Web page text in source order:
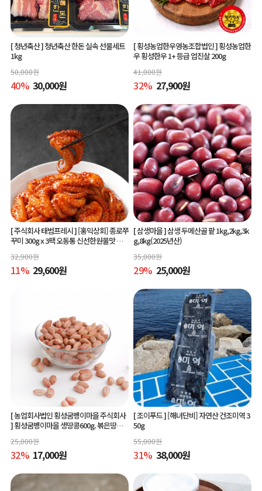
[ 청년축산 ]청년축산 한돈 실속 선물세트
1kg
50,000원
40% 30,000원
[ 횡성농업한우영농조합법인 ]횡성농업한
우 횡성한우 1+ 등급 업진살 200g
41,000원
32% 27,900원
[ 주식회사 태범프레시 ][홍익상회] 종로쭈
꾸미 300g x 3팩 오동통 신선한원물맛 그
32,900원
11% 29,600원
[ 삼생마을 ]삼생 두메산골 팥 1kg,2kg,3k
g,8kg(2025년산)
35,000원
29% 25,000원
[ 농업회사법인 횡성굼벵이마을 주식회사
]횡성굼벵이마을 생땅콩600g. 볶은땅콩6
25,000원
32% 17,000원
[ 조이푸드 ][해녀단비] 자연산 건조미역 3
50g
55,000원
31% 38,000원